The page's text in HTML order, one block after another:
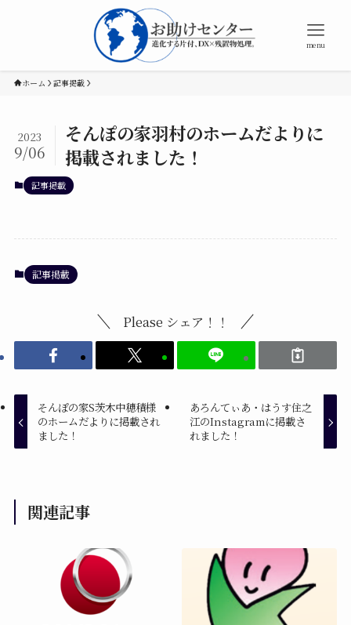
menu
ホーム 記事掲載
そんぽの家羽村のホームだよりに
掲載されました！
2023
9/06
記事掲載
記事掲載
Please シェア！！
そんぽの家S茨木中穂積様
のホームだよりに掲載され
ました！
あろんてぃあ・はうす住之
江のInstagramに掲載さ
れました！
関連記事